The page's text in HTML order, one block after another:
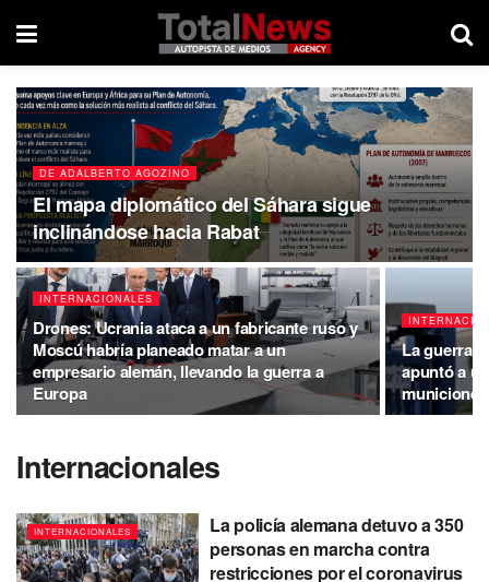
DE ADALBERTO AGOZINO
El mapa diplomático del Sáhara sigue
inclinándose hacia Rabat
INTERNACIONALES
Drones: Ucrania ataca a un fabricante ruso y
Moscú habría planeado matar a un
empresario alemán, llevando la guerra a
Europa
La guerra
apuntó a
Internacionales
INTERNACIONALES
La policía alemana detuvo a 350
personas en marcha contra
restricciones por el coronavirus